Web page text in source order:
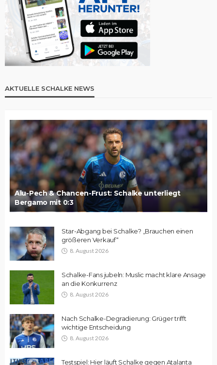
AKTUELLE SCHALKE NEWS
Alu-Pech & Chancen-Frust: Schalke unterliegt
Bergamo mit 0:3
Star-Abgang bei Schalke? „Brauchen einen
größeren Verkauf“
8. August 2026
Schalke-Fans jubeln: Muslic macht klare Ansage
an die Konkurrenz
8. August 2026
Nach Schalke-Degradierung: Grüger trifft
wichtige Entscheidung
8. August 2026
Testspiel: Hier läuft Schalke gegen Atalanta